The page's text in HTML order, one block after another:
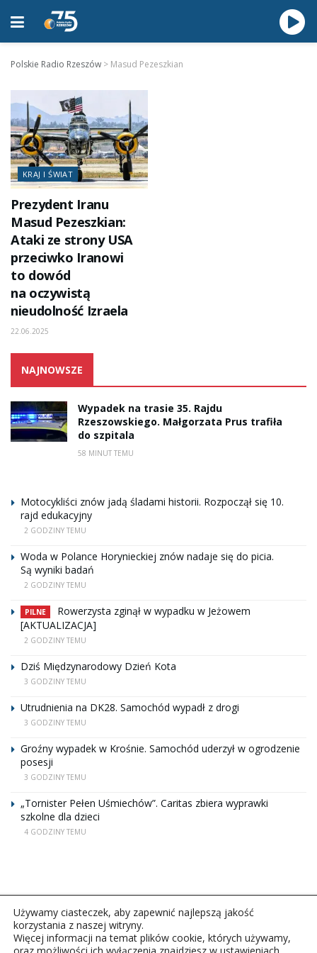
Polskie Radio Rzeszów > Masud Pezeszkian
KRAJ I ŚWIAT
Prezydent Iranu
Masud Pezeszkian:
Ataki ze strony USA
przeciwko Iranowi
to dowód
na oczywistą
nieudolność Izraela
22.06.2025
NAJNOWSZE
Wypadek na trasie 35. Rajdu
Rzeszowskiego. Małgorzata Prus trafiła
do szpitala
58 MINUT TEMU
Motocykliści znów jadą śladami historii. Rozpoczął się 10.
rajd edukacyjny
2 GODZINY TEMU
Woda w Polance Horynieckiej znów nadaje się do picia.
Są wyniki badań
2 GODZINY TEMU
PILNE
Rowerzysta zginął w wypadku w Jeżowem
[AKTUALIZACJA]
2 GODZINY TEMU
Dziś Międzynarodowy Dzień Kota
3 GODZINY TEMU
Utrudnienia na DK28. Samochód wypadł z drogi
3 GODZINY TEMU
Groźny wypadek w Krośnie. Samochód uderzył w ogrodzenie
posesji
3 GODZINY TEMU
„Tornister Pełen Uśmiechów”. Caritas zbiera wyprawki
szkolne dla dzieci
4 GODZINY TEMU
Używamy ciasteczek, aby zapewnić najlepszą jakość
korzystania z naszej witryny.
Więcej informacji na temat plików cookie, których używamy,